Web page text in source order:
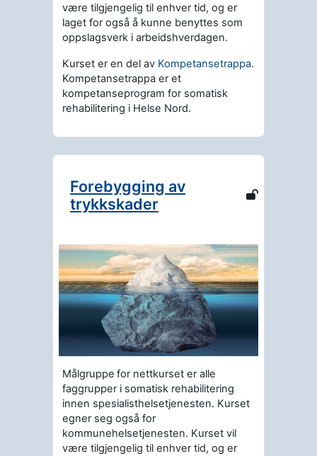
være tilgjengelig til enhver tid, og er
laget for også å kunne benyttes som
oppslagsverk i arbeidshverdagen.
Kurset er en del av Kompetansetrappa.
Kompetansetrappa er et
kompetanseprogram for somatisk
rehabilitering i Helse Nord.
Forebygging av
trykkskader
Målgruppe for nettkurset er alle
faggrupper i somatisk rehabilitering
innen spesialisthelsetjenesten. Kurset
egner seg også for
kommunehelsetjenesten. Kurset vil
være tilgjengelig til enhver tid, og er